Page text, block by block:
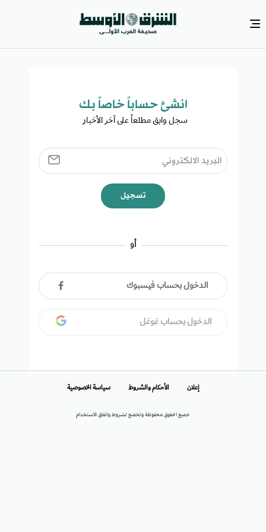
انشئ حساباً خاصاً بك​
سجل وابق مطلعاً على آخر الأخبار ​
تسجيل
أو
الدخول بحساب فيسبوك
الدخول بحساب غوغل
جميع الحقوق محفوظة وتخضع لشروط واتفاق الاستخدام
إعلان الأحكام والشروط سياسة الخصوصية